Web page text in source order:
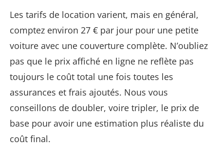
Les tarifs de location varient, mais en général,
comptez environ 27 € par jour pour une petite
voiture avec une couverture complète. N’oubliez
pas que le prix affiché en ligne ne reflète pas
toujours le coût total une fois toutes les
assurances et frais ajoutés. Nous vous
conseillons de doubler, voire tripler, le prix de
base pour avoir une estimation plus réaliste du
coût final.